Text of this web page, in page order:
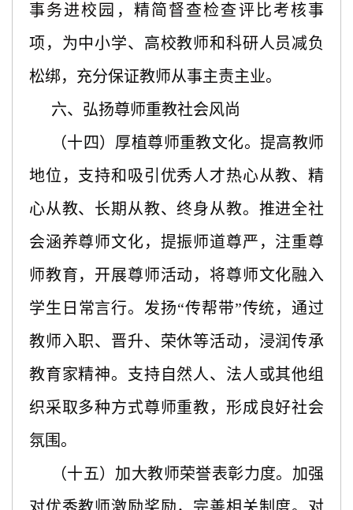
事务进校园，精简督查检查评比考核事
项，为中小学、高校教师和科研人员减负
松绑，充分保证教师从事主责主业。
六、弘扬尊师重教社会风尚
（十四）厚植尊师重教文化。提高教师
地位，支持和吸引优秀人才热心从教、精
心从教、长期从教、终身从教。推进全社
会涵养尊师文化，提振师道尊严，注重尊
师教育，开展尊师活动，将尊师文化融入
学生日常言行。发扬“传帮带”传统，通过
教师入职、晋升、荣休等活动，浸润传承
教育家精神。支持自然人、法人或其他组
织采取多种方式尊师重教，形成良好社会
氛围。
（十五）加大教师荣誉表彰力度。加强